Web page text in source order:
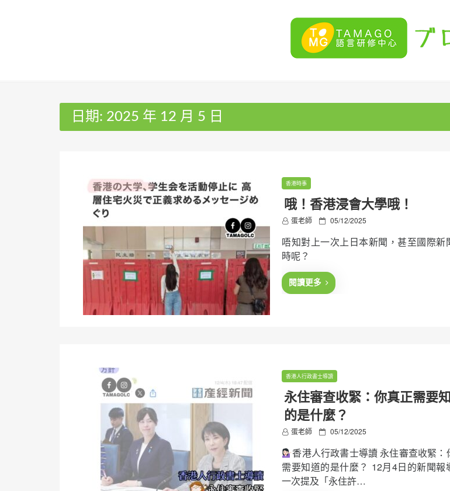
日期: 2025 年 12 月 5 日
香港時事
哦！香港浸會大學哦！
蛋老師
P
s
d
o
n
05/12/2025
唔知對上一次上日本新聞，甚至國際新
時呢？
閱讀更多
香港人行政書士導讀
永住審查收緊：你真正需要
的是什麼？
蛋老師
P
s
t
e
d
05/12/2025
香港人行政書士導讀 永住審查收緊：
需要知道的是什麼？ 12月4日的新聞報
一次提及「永住許…